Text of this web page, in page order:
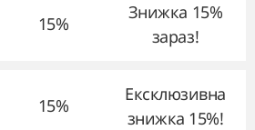
15%
Знижка 15%
зараз!
15%
Ексклюзивна
знижка 15%!